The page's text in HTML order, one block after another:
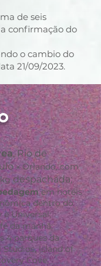
de seis
confirmação do
o cambio do
21/09/2023.
, Rio de
x Orlando,com
despachada;
em hotéis
dentro do
e Universal;
da manhã;
4 parques da
Studios, Island of
Cove;